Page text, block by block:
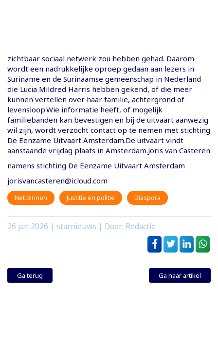
zichtbaar sociaal netwerk zou hebben gehad. Daarom
wordt een nadrukkelijke oproep gedaan aan lezers in
Suriname en de Surinaamse gemeenschap in Nederland
die Lucia Mildred Harris hebben gekend, of die meer
kunnen vertellen over haar familie, achtergrond of
levensloop.Wie informatie heeft, of mogelijk
familiebanden kan bevestigen en bij de uitvaart aanwezig
wil zijn, wordt verzocht contact op te nemen met stichting
De Eenzame Uitvaart Amsterdam.De uitvaart vindt
aanstaande vrijdag plaats in Amsterdam.Joris van Casteren
namens stichting De Eenzame Uitvaart Amsterdam
jorisvancasteren@icloud.com
Net Binnen Justitie en politie Diaspora
26 jan 2026 | starnieuws | Door: Redactie
Ga terug Ga naar artikel